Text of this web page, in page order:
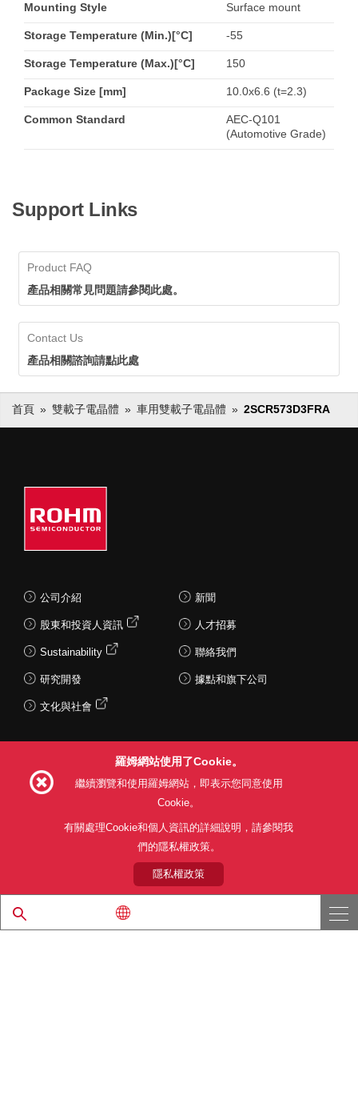
Mounting Style Surface mount
Storage Temperature (Min.)[°C] -55
Storage Temperature (Max.)[°C] 150
Package Size [mm] 10.0x6.6 (t=2.3)
Common Standard
AEC-Q101
(Automotive Grade)
Support Links
Product FAQ
產品相關常見問題請參閱此處。
Contact Us
產品相關諮詢請點此處
首頁 雙載子電晶體 車用雙載子電晶體 2SCR573D3FRA
公司介紹
股東和投資人資訊
Sustainability
研究開發
文化與社會
新聞
人才招募
聯絡我們
據點和旗下公司
利用目的 隱私權政策
關於本公司產品銷售之標準條款(PDF)
© 1997 - 2026 ROHM CO., LTD. ALL RIGHTS RESERVED.
羅姆網站使用了Cookie。
繼續瀏覽和使用羅姆網站，即表示您同意使用
Cookie。
有關處理Cookie和個人資訊的詳細說明，請參閱我
們的隱私權政策。
隱私權政策